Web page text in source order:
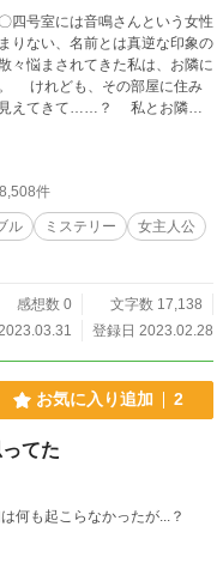
四号室には音鳴さんという女性
りない、名前とは真逆な印象の
々悩まされてきた私は、お隣に
けれども、その部屋に住み
見えてきて……？ 私とお隣さ
件
ル ミステリー
女主人公
感想数 0
文字数 17,138
登録日 2023.02.28
お気に入り追加 2
てた
何も起こらなかったが...？